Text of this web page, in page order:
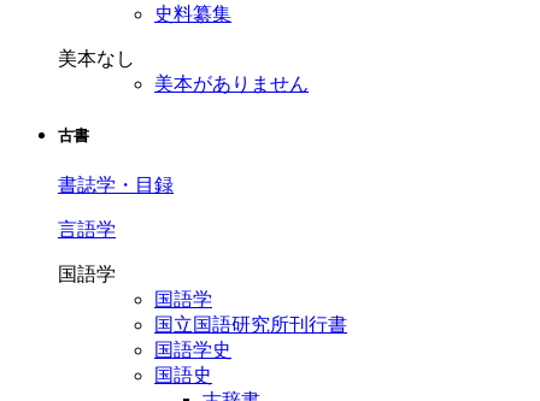
史料纂集
美本なし
美本がありません
古書
書誌学・目録
言語学
国語学
国語学
国立国語研究所刊行書
国語学史
国語史